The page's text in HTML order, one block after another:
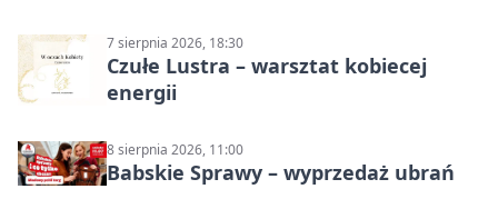
7 sierpnia 2026, 18:30
Czułe Lustra – warsztat kobiecej
energii
8 sierpnia 2026, 11:00
Babskie Sprawy – wyprzedaż ubrań